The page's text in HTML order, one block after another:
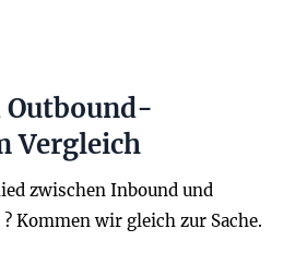
Vergleich
zwischen Inbound und
Kommen wir gleich zur Sache.